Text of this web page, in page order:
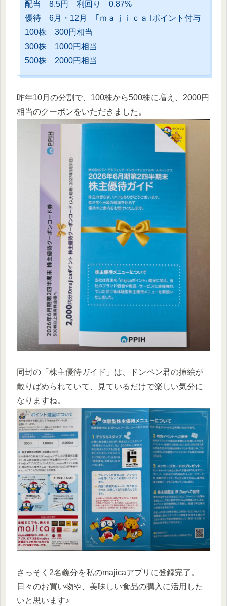
配当 8.5円 利回り 0.87%
優待 6月・12月 ｢ｍａｊｉｃａ｣ポイント付与
100株 300円相当
300株 1000円相当
500株 2000円相当
昨年10月の分割で、100株から500株に増え、2000円
相当のクーポンをいただきました。
同封の「株主優待ガイド」は、ドンペン君の挿絵が
散りばめられていて、見ているだけで楽しい気分に
なりますね。
さっそく2名義分を私のmajicaアプリに登録完了。
日々のお買い物や、美味しい食品の購入に活用した
いと思います♪